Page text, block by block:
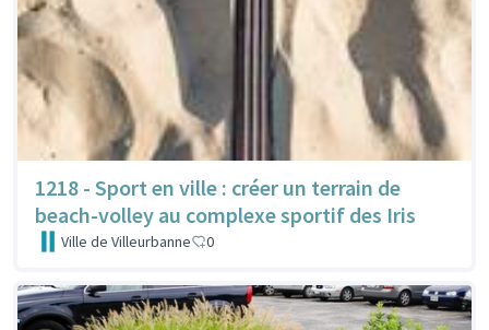
1218 - Sport en ville : créer un terrain de
beach-volley au complexe sportif des Iris
Ville de Villeurbanne 0